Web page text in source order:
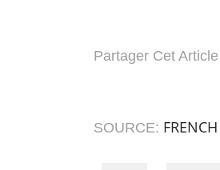
Partager Cet Article
SOURCE: